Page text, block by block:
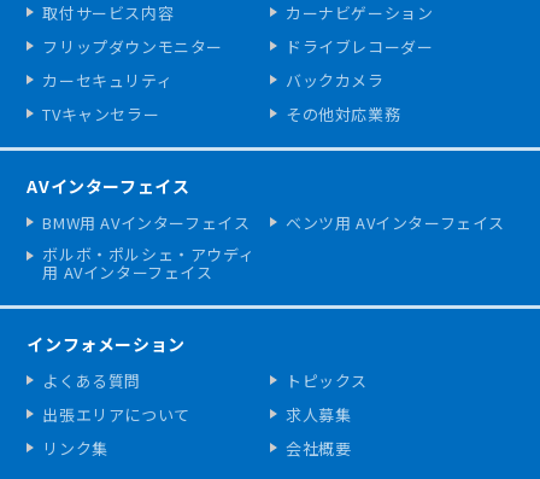
取付サービス内容
カーナビゲーション
フリップダウンモニター
ドライブレコーダー
カーセキュリティ
バックカメラ
TVキャンセラー
その他対応業務
AVインターフェイス
BMW用 AVインターフェイス
ベンツ用 AVインターフェイス
ボルボ・ポルシェ・アウディ
用 AVインターフェイス
インフォメーション
よくある質問
トピックス
出張エリアについて
求人募集
リンク集
会社概要